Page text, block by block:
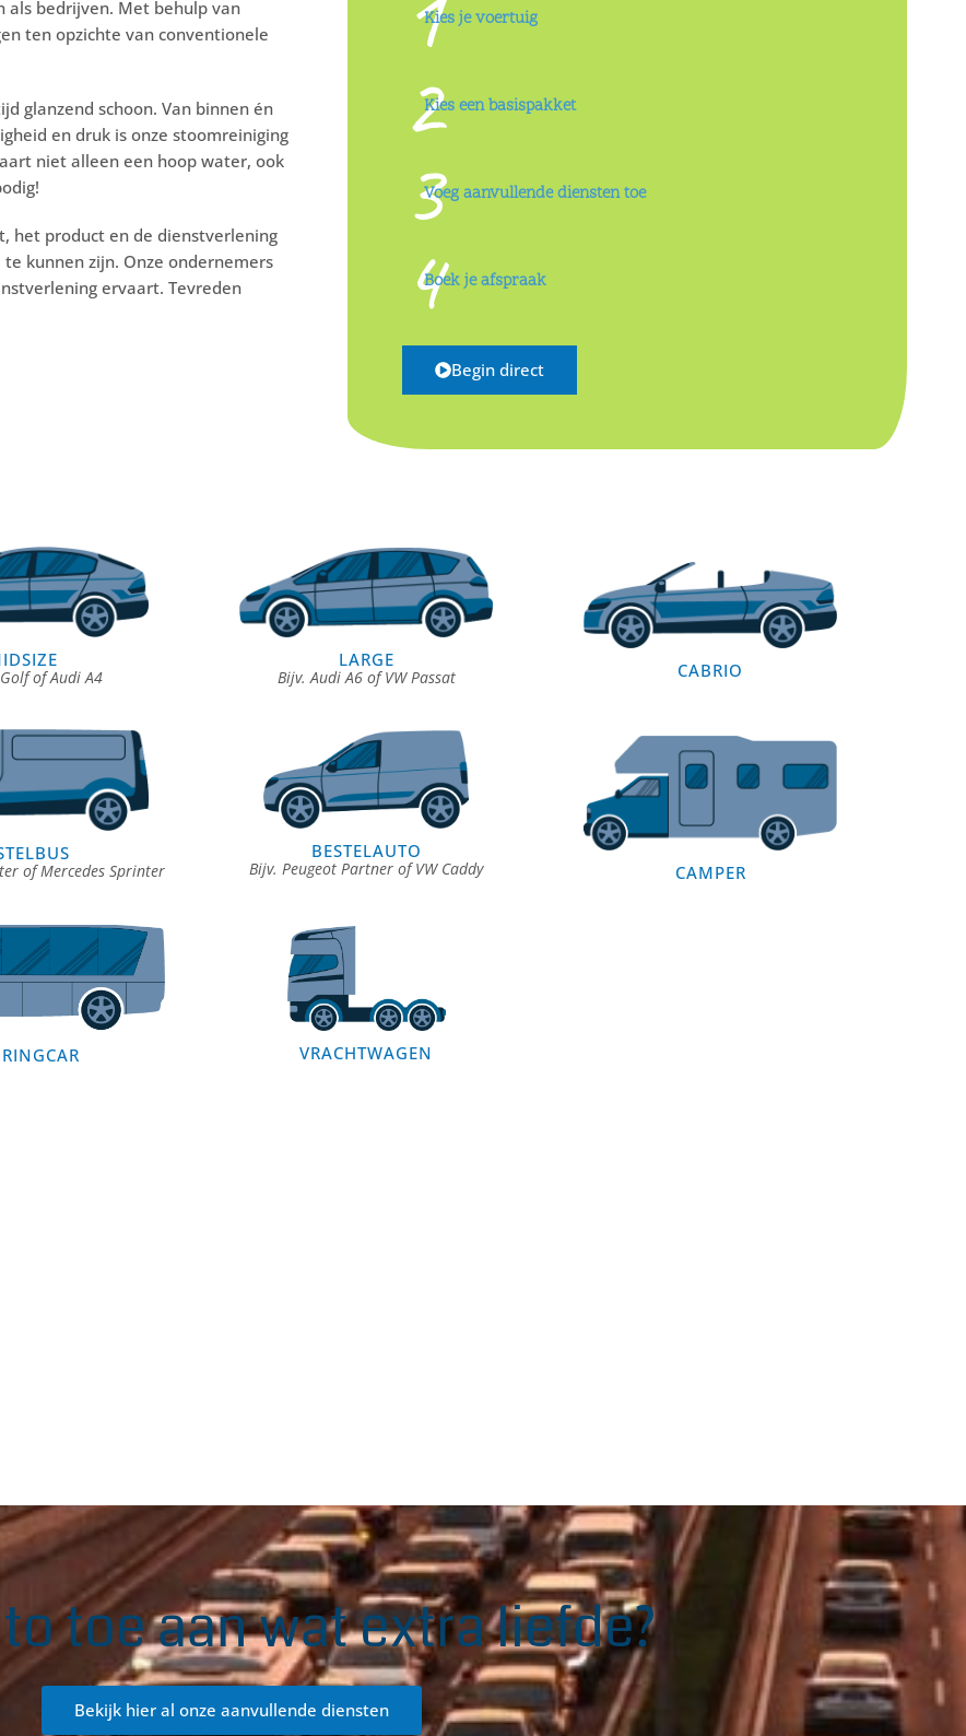
als bedrijven. Met behulp van
ten opzichte van conventionele
glanzend schoon. Van binnen én
en druk is onze stoomreiniging
niet alleen een hoop water, ook
het product en de dienstverlening
kunnen zijn. Onze ondernemers
ervaart. Tevreden
Kies je voertuig
2
Kies een basispakket
3
Voeg aanvullende diensten toe
4
Boek je afspraak
Begin direct
of Audi A4
LARGE
Bijv. Audi A6 of VW Passat CABRIO
of Mercedes Sprinter
BESTELAUTO
Bijv. Peugeot Partner of VW Caddy CAMPER
VRACHTWAGEN
toe aan wat extra liefde?
Bekijk hier al onze aanvullende diensten